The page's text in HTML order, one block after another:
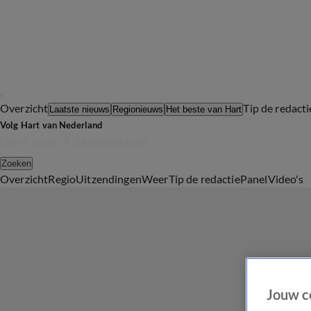
Overzicht Laatste nieuws Regionieuws Het beste van HartTip de
Volg Hart van Nederland
Zoeken
OverzichtRegioUitzendingenWeerTip de redactiePanelVideo's
Jouw